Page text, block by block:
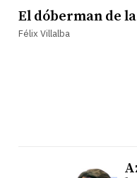
El dóberman de
Félix Villalba